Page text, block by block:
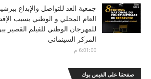
جمعية الغد للتواصل والإبداع
العام المحلي و الوطني بسبب
للمهرجان الوطني للفيلم القصير
المركز السينمائي
6:01:00 م
صفحتنا على الفيس بوك